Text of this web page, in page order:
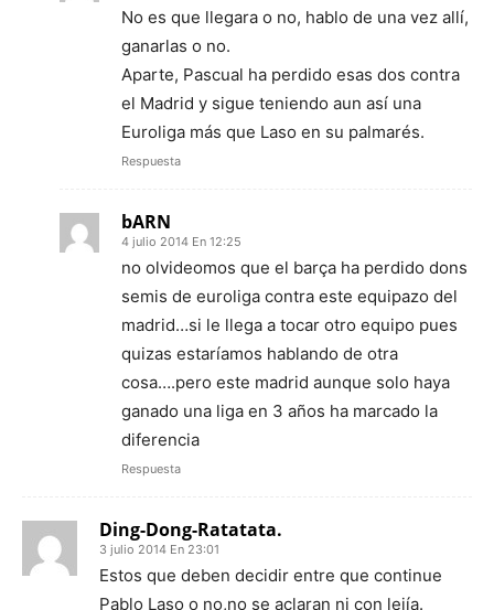
No es que llegara o no, hablo de una vez allí,
ganarlas o no.
Aparte, Pascual ha perdido esas dos contra
el Madrid y sigue teniendo aun así una
Euroliga más que Laso en su palmarés.
Respuesta
bARN
4 julio 2014 En 12:25
no olvideomos que el barça ha perdido dons
semis de euroliga contra este equipazo del
madrid…si le llega a tocar otro equipo pues
quizas estaríamos hablando de otra
cosa….pero este madrid aunque solo haya
ganado una liga en 3 años ha marcado la
diferencia
Respuesta
Ding-Dong-Ratatata.
3 julio 2014 En 23:01
Estos que deben decidir entre que continue
Pablo Laso o no,no se aclaran ni con lejía.